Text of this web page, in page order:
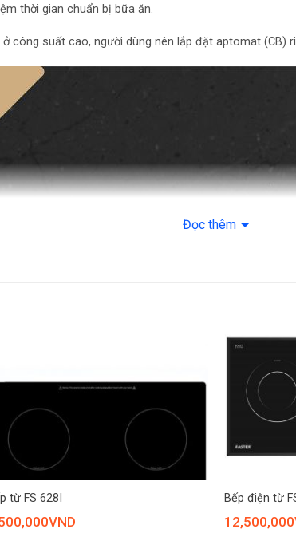
thời gian chuẩn bị bữa ăn.
công suất cao, người dùng nên lắp đặt aptomat (CB)
Đọc thêm
từ FS 628I
VND
Bếp điện từ
12,500,000